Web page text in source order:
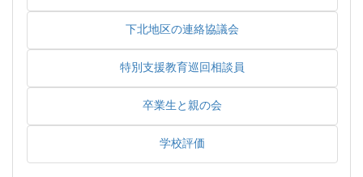
下北地区の連絡協議会
特別支援教育巡回相談員
卒業生と親の会
学校評価